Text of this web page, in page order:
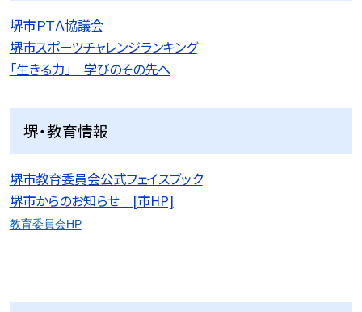
堺市ＰＴＡ協議会
堺市スポーツチャレンジランキング
「生きる力」 学びのその先へ
堺・教育情報
堺市教育委員会公式フェイスブック
堺市からのお知らせ [市HP]
教育委員会HP